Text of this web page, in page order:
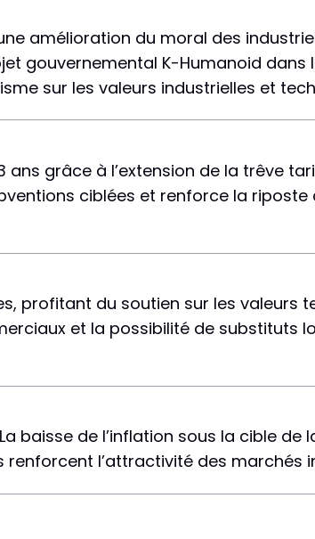
amélioration du moral des
gouvernemental K-Humanoid
sur les valeurs industrielles et
grâce à l’extension de la trêve
ciblées et renforce la
profitant du soutien sur les valeurs
et la possibilité de substituts
baisse de l’inflation sous la cible de
l’attractivité des marchés